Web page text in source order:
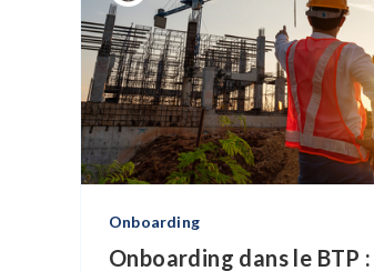
Onboarding
Onboarding dans le BTP :